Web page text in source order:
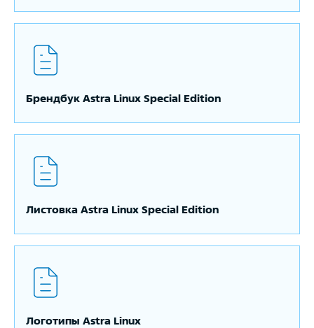
Брендбук Astra Linux Special Edition
Листовка Astra Linux Special Edition
Логотипы Astra Linux